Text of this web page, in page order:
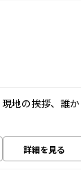
地の挨拶、誰か
詳細を見る